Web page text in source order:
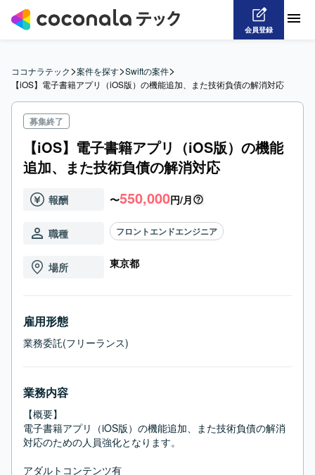
会員登録
ココナラテック>案件を探す>Swiftの案件>
【iOS】電子書籍アプリ（iOS版）の機能追加、また技術負債の解消対応
募集終了
【iOS】電子書籍アプリ（iOS版）の機能
追加、また技術負債の解消対応
報酬 〜550,000円/月
職種 フロントエンドエンジニア
場所 東京都
雇用形態
業務委託(フリーランス)
業務内容
【概要】
電子書籍アプリ（iOS版）の機能追加、また技術負債の解消
対応のための人員強化となります。
アダルトコンテンツ有